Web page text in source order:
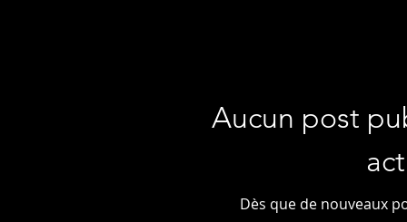
Aucun post
Dès que de nouveaux